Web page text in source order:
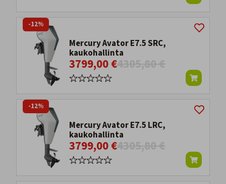
Mercury Avator E7.5 SRC,
kaukohallinta
3799,00 €
-12%
Mercury Avator E7.5 LRC,
kaukohallinta
3799,00 €
-12%